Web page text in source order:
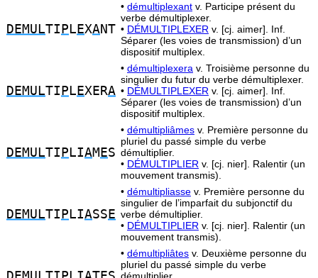
DEMULTI P L EXANT
• démultiplexant v. Participe présent du
verbe démultiplexer.
• DÉMULTIPLEXER v. [cj. aimer]. Inf.
Séparer (les voies de transmission) d’un
dispositif multiplex.
DEMULTI P L EXERA
• démultiplexera v. Troisième personne du
singulier du futur du verbe démultiplexer.
• DÉMULTIPLEXER v. [cj. aimer]. Inf.
Séparer (les voies de transmission) d’un
dispositif multiplex.
DEMULTI P LIAM ES
• démultipliâmes v. Première personne du
pluriel du passé simple du verbe
démultiplier.
• DÉMULTIPLIER v. [cj. nier]. Ralentir (un
mouvement transmis).
DEMULTI P LIASS E
• démultipliasse v. Première personne du
singulier de l’imparfait du subjonctif du
verbe démultiplier.
• DÉMULTIPLIER v. [cj. nier]. Ralentir (un
mouvement transmis).
• démultipliâtes v. Deuxième personne du
pluriel du passé simple du verbe